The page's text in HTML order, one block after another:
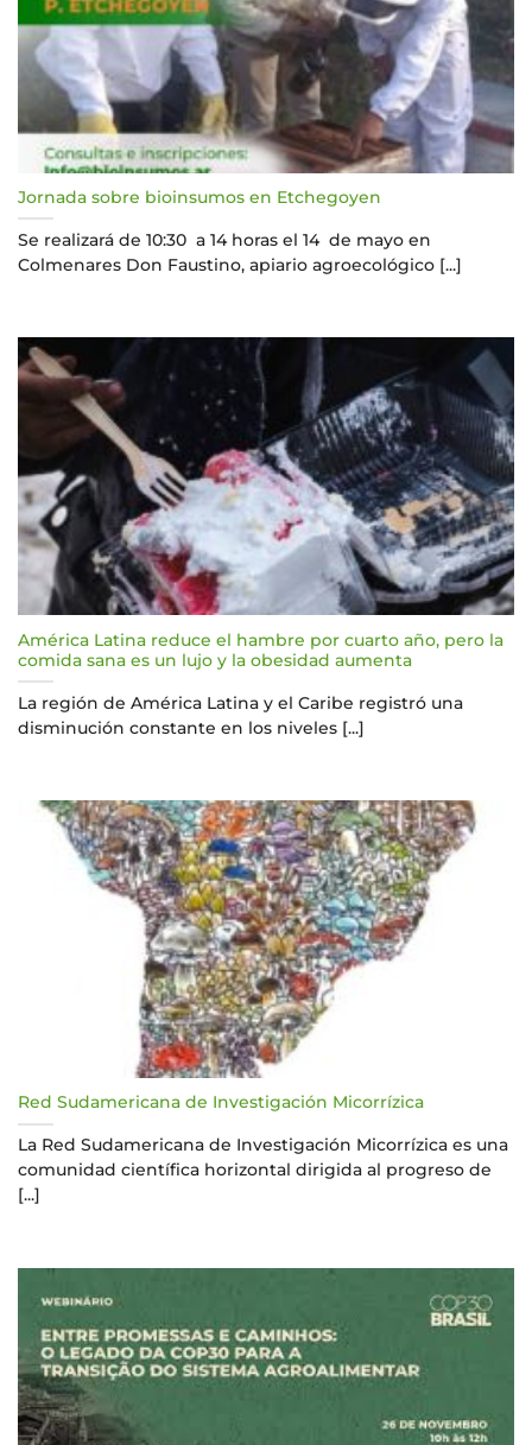
Jornada sobre bioinsumos en Etchegoyen
Se realizará de 10:30 a 14 horas el 14 de mayo en
Colmenares Don Faustino, apiario agroecológico [...]
América Latina reduce el hambre por cuarto año, pero la
comida sana es un lujo y la obesidad aumenta
La región de América Latina y el Caribe registró una
disminución constante en los niveles [...]
Red Sudamericana de Investigación Micorrízica
La Red Sudamericana de Investigación Micorrízica es una
comunidad científica horizontal dirigida al progreso de
[...]